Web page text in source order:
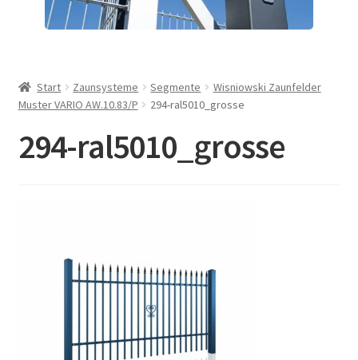
Start Zaunsysteme Segmente
Wisniowski Zaunfelder
Muster VARIO AW.10.83/P
294-ral5010_grosse
294-ral5010_grosse